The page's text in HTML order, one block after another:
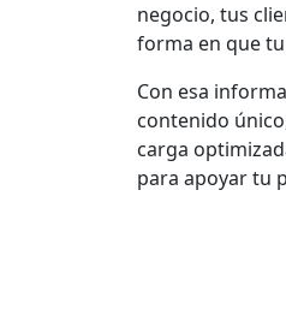
negocio, tus
forma en que
Con esa
contenido
carga
para apoyar tu